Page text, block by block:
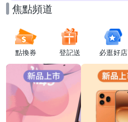
焦點頻道
點換券 登記送 必逛好店